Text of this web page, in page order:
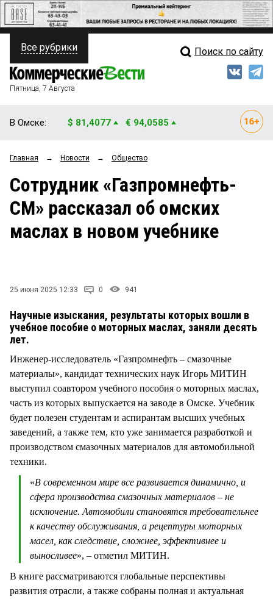
ПОЛИТИКА
ФИНАНСЫ
ОБЩЕСТВО
ЗАКОН
НОВОСТИ КОМПАНИЙ
Свежий выпуск
Рейтинги
Блоги
Архив
Все рубрики Поиск по сайту
Пятница, 7 Августа
В Омске: $ 81,4077 € 94,0585
Главная → Новости → Общество
Сотрудник «Газпромнефть-
СМ» рассказал об омских
маслах в новом учебнике
25 июня 2025 12:33 0 941
Научные изыскания, результаты которых вошли в
учебное пособие о моторных маслах, заняли десять
лет.
Инженер-исследователь «Газпромнефть – смазочные
материалы», кандидат технических наук Игорь МИТИН
выступил соавтором учебного пособия о моторных маслах,
часть из которых выпускается на заводе в Омске. Учебник
будет полезен студентам и аспирантам высших учебных
заведений, а также тем, кто уже занимается разработкой и
производством смазочных материалов для автомобильной
техники.
«В современном мире все развивается динамично, и
сфера производства смазочных материалов – не
исключение. Автомобили становятся требовательнее
к качеству обслуживания, а рецептуры моторных
масел, как следствие, сложнее, эффективнее и
выносливее», – отметил МИТИН.
В книге рассматриваются глобальные перспективы
развития отрасли, а также собраны полная и актуальная